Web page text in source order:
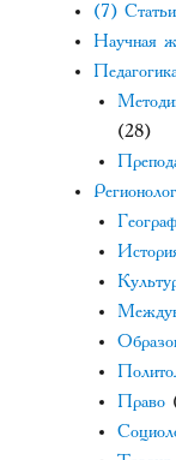
(7)
Научная
(28)
Право